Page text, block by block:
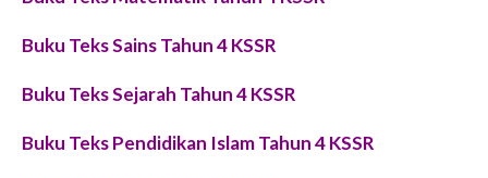
Buku Teks Sains Tahun 4 KSSR
Buku Teks Sejarah Tahun 4 KSSR
Buku Teks Pendidikan Islam Tahun 4 KSSR